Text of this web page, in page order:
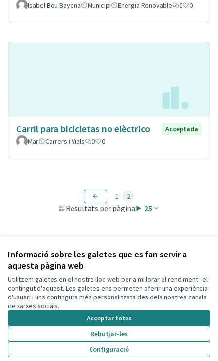
Informació sobre les galetes que es fan servir a
aquesta pàgina web
Utilitzem galetes en el nostre lloc web per a millorar el rendiment i el
contingut d'aquest. Les galetes ens permeten oferir una experiència
d'usuari i uns continguts més personalitzats des dels nostres canals
de xarxes socials.
Acceptar totes
Rebutjar-les
Configuració
Isabel Bou Bayona Municipi Energia Renovable 0 0
Carril para bicicletas no elèctrico
Acceptada
Mar
Carrers i Vials 0 0
Resultats per pàgina: 25
1 2
Veure totes les propostes retirades
Termes i condicions d'ús
Configuració de les galetes
Decidim Calafell a X
(Enllaç extern)
Decidim Calafell a Facebook
Decidim Calafell a YouTube
Decidim Calafell a GitHub
(Enllaç extern)
Web creada ambprogramari lliure .
Amb
(Enllaç